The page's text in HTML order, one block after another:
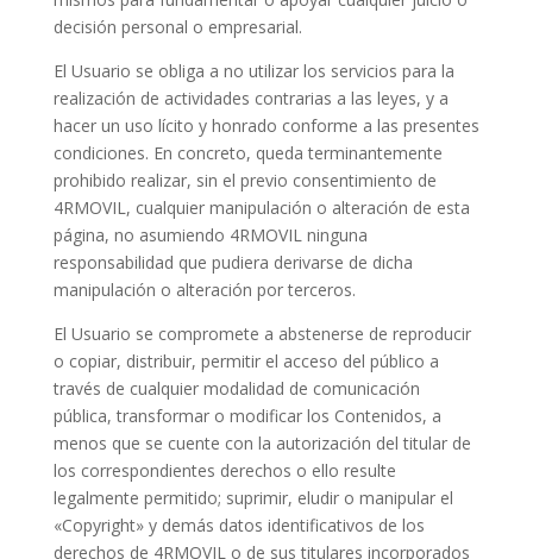
decisión personal o empresarial.
El Usuario se obliga a no utilizar los servicios para la
realización de actividades contrarias a las leyes, y a
hacer un uso lícito y honrado conforme a las presentes
condiciones. En concreto, queda terminantemente
prohibido realizar, sin el previo consentimiento de
4RMOVIL, cualquier manipulación o alteración de esta
página, no asumiendo 4RMOVIL ninguna
responsabilidad que pudiera derivarse de dicha
manipulación o alteración por terceros.
El Usuario se compromete a abstenerse de reproducir
o copiar, distribuir, permitir el acceso del público a
través de cualquier modalidad de comunicación
pública, transformar o modificar los Contenidos, a
menos que se cuente con la autorización del titular de
los correspondientes derechos o ello resulte
legalmente permitido; suprimir, eludir o manipular el
«Copyright» y demás datos identificativos de los
derechos de 4RMOVIL o de sus titulares incorporados